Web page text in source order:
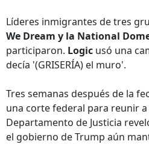
Líderes inmigrantes de tres
We Dream y la National
participaron. Logic usó una
decía '(GRISERÍA) el muro'.
Tres semanas después de la
una corte federal para reunir a
Departamento de Justicia
el gobierno de Trump aún